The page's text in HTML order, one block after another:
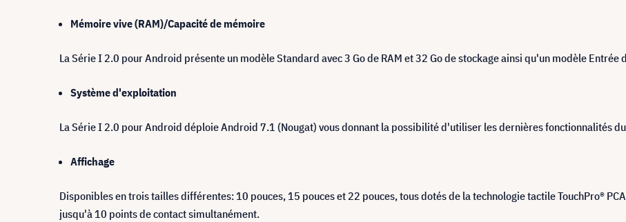
Mémoire vive (RAM)/Capacité de mémoire
La Série I 2.0 pour Android présente un modèle Standard avec 3 Go de RAM et 32 ​​Go de stockage ainsi qu'un modèle Entrée
Système d'exploitation
La Série I 2.0 pour Android déploie Android 7.1 (Nougat) vous donnant la possibilité d'utiliser les dernières fonctionnalités
Affichage
Disponibles en trois tailles différentes: 10 pouces, 15 pouces et 22 pouces, tous dotés de la technologie tactile TouchPro®
jusqu'à 10 points de contact simultanément.